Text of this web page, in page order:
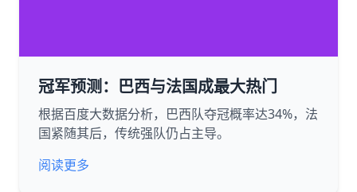
冠军预测：巴西与法国成最大热门
根据百度大数据分析，巴西队夺冠概率达34%，法
国紧随其后，传统强队仍占主导。
阅读更多